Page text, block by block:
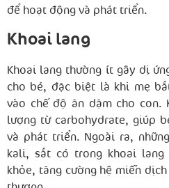
để hoạt động và phát triển.
Khoai lang
Khoai lang thường ít gây dị
cho bé, đặc biệt là khi mẹ
vào chế độ ăn dặm cho con.
lượng từ carbohydrate, giúp
và phát triển. Ngoài ra,
kali, sắt có trong khoai
khỏe, tăng cường hệ miễn